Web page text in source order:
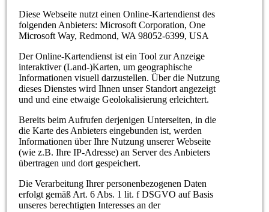
Diese Webseite nutzt einen Online-Kartendienst des
folgenden Anbieters: Microsoft Corporation, One
Microsoft Way, Redmond, WA 98052-6399, USA
Der Online-Kartendienst ist ein Tool zur Anzeige
interaktiver (Land-)Karten, um geographische
Informationen visuell darzustellen. Über die Nutzung
dieses Dienstes wird Ihnen unser Standort angezeigt
und und eine etwaige Geolokalisierung erleichtert.
Bereits beim Aufrufen derjenigen Unterseiten, in die
die Karte des Anbieters eingebunden ist, werden
Informationen über Ihre Nutzung unserer Webseite
(wie z.B. Ihre IP-Adresse) an Server des Anbieters
übertragen und dort gespeichert.
Die Verarbeitung Ihrer personenbezogenen Daten
erfolgt gemäß Art. 6 Abs. 1 lit. f DSGVO auf Basis
unseres berechtigten Interesses an der